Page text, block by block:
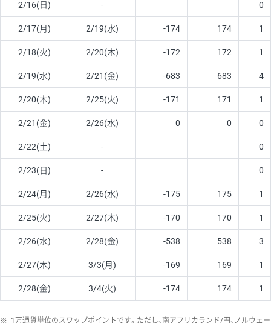
2/16(日) - 0
2/17(月) 2/19(水) -174 174 1
2/18(火) 2/20(木) -172 172 1
2/19(水) 2/21(金) -683 683 4
2/20(木) 2/25(火) -171 171 1
2/21(金) 2/26(水) 0 0 0
2/22(土) - 0
2/23(日) - 0
2/24(月) 2/26(水) -175 175 1
2/25(火) 2/27(木) -170 170 1
2/26(水) 2/28(金) -538 538 3
2/27(木) 3/3(月) -169 169 1
2/28(金) 3/4(火) -174 174 1
※ 1万通貨単位のスワップポイントです。ただし、南アフリカランド/円、ノルウェー